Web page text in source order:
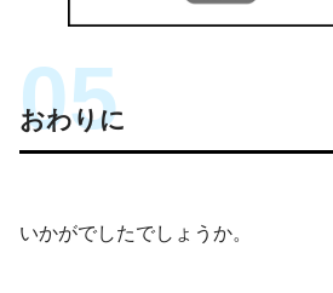
おわりに
いかがでしたでしょうか。